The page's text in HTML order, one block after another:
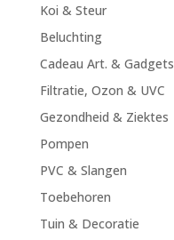
Koi & Steur
Beluchting
Cadeau Art. & Gadgets
Filtratie, Ozon & UVC
Gezondheid & Ziektes
Pompen
PVC & Slangen
Toebehoren
Tuin & Decoratie